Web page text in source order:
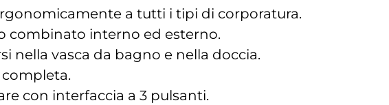
a tutti i tipi di corporatura.
combinato interno ed esterno.
nella vasca da bagno e nella doccia.
con interfaccia a 3 pulsanti.